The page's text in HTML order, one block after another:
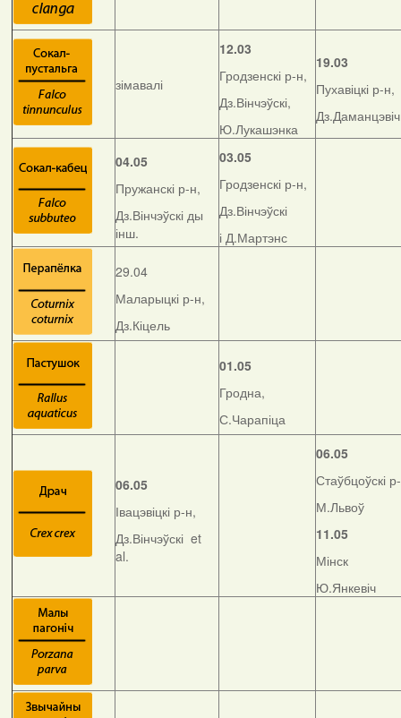
зімавалі
12.03
Гродзенскі р-н,
Дз.Вінчэўскі,
Ю.Лукашэнка
19.03
Пухавіцкі р-н,
Дз.Даманцэвіч
04.05
Пружанскі р-н,
Дз.Вінчэўскі ды
інш.
03.05
Гродзенскі р-н,
Дз.Вінчэўскі
і Д.Мартэнс
29.04
Маларыцкі р-н,
Дз.Кіцель
01.05
Гродна,
С.Чарапіца
06.05
Івацэвіцкі р-н,
Дз.Вінчэўскі et
al.
06.05
Стаўбцоўскі
М.Львоў
11.05
Мінск
Ю.Янкевіч